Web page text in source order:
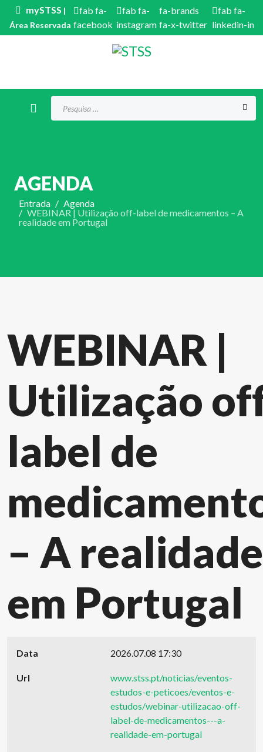
mySTSS |
Área Reservada
fab fa-
facebook
fab fa-
instagram
fa-brands
fa-x-twitter
fab fa-
linkedin-in
AGENDA
Entrada
Agenda
WEBINAR | Utilização off-label de medicamentos – A
realidade em Portugal
WEBINAR |
Utilização
label de
– A realidade
em Portugal
Data 2026.07.08 17:30
Url
www.stss.pt/noticias/eventos-
estudos-e-peticoes/eventos-e-
estudos/webinar-utilizacao-off-
label-de-medicamentos---a-
realidade-em-portugal